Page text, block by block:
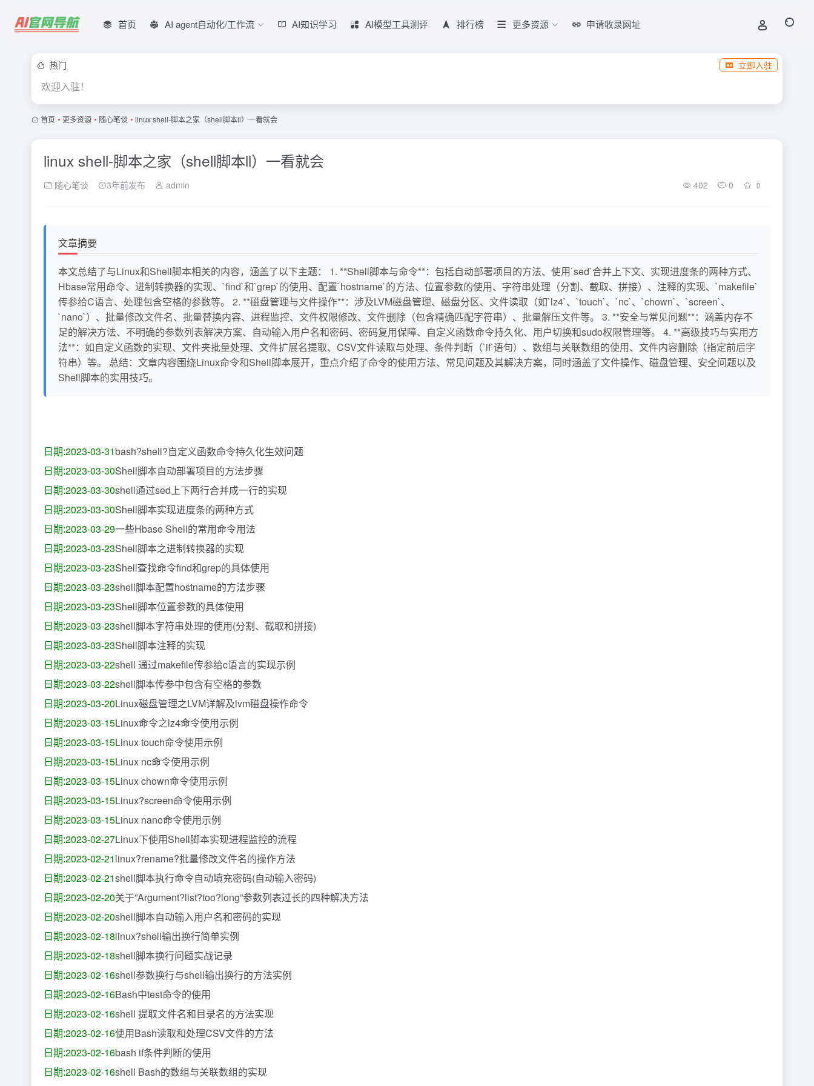
首页 AI agent自动化/工作流 AI知识学习 AI模型工具测评 排行榜 更多资源 申请收录网址
热门 立即入驻
欢迎入驻！
首页 • 更多资源 • 随心笔谈 • linux shell-脚本之家（shell脚本ll）一看就会
linux shell-脚本之家（shell脚本ll）一看就会
随心笔谈 3年前发布 admin 402 0 0
文章摘要
本文总结了与Linux和Shell脚本相关的内容，涵盖了以下主题： 1. **Shell脚本与命令**：包括自动部署项目的方法、使用`sed`合并上下文、实现进度条的两种方式、
Hbase常用命令、进制转换器的实现、`find`和`grep`的使用、配置`hostname`的方法、位置参数的使用、字符串处理（分割、截取、拼接）、注释的实现、`makefile`
传参给C语言、处理包含空格的参数等。 2. **磁盘管理与文件操作**：涉及LVM磁盘管理、磁盘分区、文件读取（如`lz4`、`touch`、`nc`、`chown`、`screen`、
`nano`）、批量修改文件名、批量替换内容、进程监控、文件权限修改、文件删除（包含精确匹配字符串）、批量解压文件等。 3. **安全与常见问题**：涵盖内存不
足的解决方法、不明确的参数列表解决方案、自动输入用户名和密码、密码复用保障、自定义函数命令持久化、用户切换和sudo权限管理等。 4. **高级技巧与实用方
法**：如自定义函数的实现、文件夹批量处理、文件扩展名提取、CSV文件读取与处理、条件判断（`if`语句）、数组与关联数组的使用、文件内容删除（指定前后字
符串）等。 总结：文章内容围绕Linux命令和Shell脚本展开，重点介绍了命令的使用方法、常见问题及其解决方案，同时涵盖了文件操作、磁盘管理、安全问题以及
Shell脚本的实用技巧。
日期:2023-03-31bash?shell?自定义函数命令持久化生效问题
日期:2023-03-30Shell脚本自动部署项目的方法步骤
日期:2023-03-30shell通过sed上下两行合并成一行的实现
日期:2023-03-30Shell脚本实现进度条的两种方式
日期:2023-03-29一些Hbase Shell的常用命令用法
日期:2023-03-23Shell脚本之进制转换器的实现
日期:2023-03-23Shell查找命令find和grep的具体使用
日期:2023-03-23shell脚本配置hostname的方法步骤
日期:2023-03-23Shell脚本位置参数的具体使用
日期:2023-03-23shell脚本字符串处理的使用(分割、截取和拼接)
日期:2023-03-23Shell脚本注释的实现
日期:2023-03-22shell 通过makefile传参给c语言的实现示例
日期:2023-03-22shell脚本传参中包含有空格的参数
日期:2023-03-20Linux磁盘管理之LVM详解及lvm磁盘操作命令
日期:2023-03-15Linux命令之lz4命令使用示例
日期:2023-03-15Linux touch命令使用示例
日期:2023-03-15Linux nc命令使用示例
日期:2023-03-15Linux chown命令使用示例
日期:2023-03-15Linux?screen命令使用示例
日期:2023-03-15Linux nano命令使用示例
日期:2023-02-27Linux下使用Shell脚本实现进程监控的流程
日期:2023-02-21linux?rename?批量修改文件名的操作方法
日期:2023-02-21shell脚本执行命令自动填充密码(自动输入密码)
日期:2023-02-20关于”Argument?list?too?long”参数列表过长的四种解决方法
日期:2023-02-20shell脚本自动输入用户名和密码的实现
日期:2023-02-18linux?shell输出换行简单实例
日期:2023-02-18shell脚本换行问题实战记录
日期:2023-02-16shell参数换行与shell输出换行的方法实例
日期:2023-02-16Bash中test命令的使用
日期:2023-02-16shell 提取文件名和目录名的方法实现
日期:2023-02-16使用Bash读取和处理CSV文件的方法
日期:2023-02-16bash if条件判断的使用
日期:2023-02-16shell Bash的数组与关联数组的实现